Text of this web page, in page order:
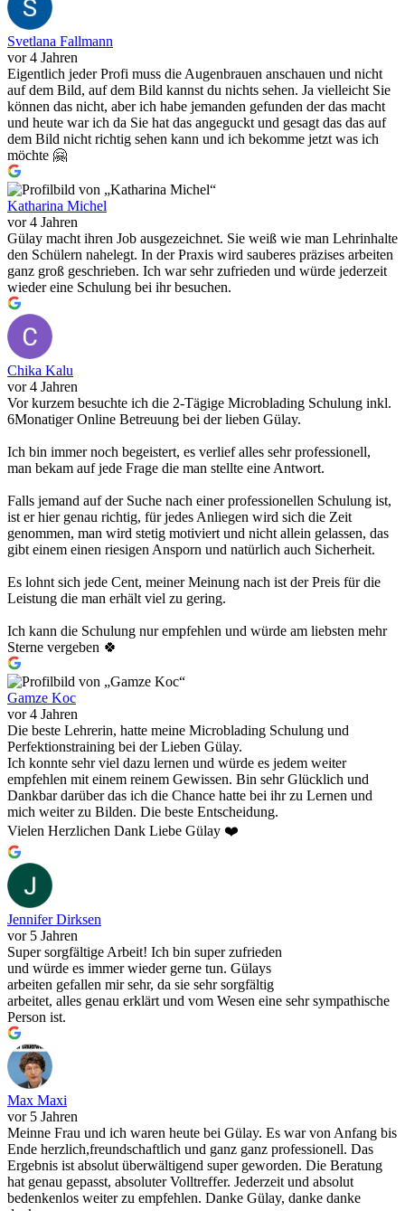
Svetlana Fallmann
vor 4 Jahren
Eigentlich jeder Profi muss die Augenbrauen anschauen und nicht
auf dem Bild, auf dem Bild kannst du nichts sehen. Ja vielleicht Sie
können das nicht, aber ich habe jemanden gefunden der das macht
und heute war ich da Sie hat das angeguckt und gesagt das das auf
dem Bild nicht richtig sehen kann und ich bekomme jetzt was ich
möchte 🤗
Katharina Michel
vor 4 Jahren
Gülay macht ihren Job ausgezeichnet. Sie weiß wie man Lehrinhalte
den Schülern nahelegt. In der Praxis wird sauberes präzises arbeiten
ganz groß geschrieben. Ich war sehr zufrieden und würde jederzeit
wieder eine Schulung bei ihr besuchen.
Chika Kalu
vor 4 Jahren
Vor kurzem besuchte ich die 2-Tägige Microblading Schulung inkl.
6Monatiger Online Betreuung bei der lieben Gülay.
Ich bin immer noch begeistert, es verlief alles sehr professionell,
man bekam auf jede Frage die man stellte eine Antwort.
Falls jemand auf der Suche nach einer professionellen Schulung ist,
ist er hier genau richtig, für jedes Anliegen wird sich die Zeit
genommen, man wird stetig motiviert und nicht allein gelassen, das
gibt einem einen riesigen Ansporn und natürlich auch Sicherheit.
Es lohnt sich jede Cent, meiner Meinung nach ist der Preis für die
Leistung die man erhält viel zu gering.
Ich kann die Schulung nur empfehlen und würde am liebsten mehr
Sterne vergeben 🍀
Gamze Koc
vor 4 Jahren
Die beste Lehrerin, hatte meine Microblading Schulung und
Perfektionstraining bei der Lieben Gülay.
Ich konnte sehr viel dazu lernen und würde es jedem weiter
empfehlen mit einem reinem Gewissen. Bin sehr Glücklich und
Dankbar darüber das ich die Chance hatte bei ihr zu Lernen und
mich weiter zu Bilden. Die beste Entscheidung.
Vielen Herzlichen Dank Liebe Gülay ❤️
Jennifer Dirksen
vor 5 Jahren
Super sorgfältige Arbeit! Ich bin super zufrieden
und würde es immer wieder gerne tun. Gülays
arbeiten gefallen mir sehr, da sie sehr sorgfältig
arbeitet, alles genau erklärt und vom Wesen eine sehr sympathische
Person ist.
Max Maxi
vor 5 Jahren
Meinne Frau und ich waren heute bei Gülay. Es war von Anfang bis
Ende herzlich,freundschaftlich und ganz ganz professionell. Das
Ergebnis ist absolut überwältigend super geworden. Die Beratung
hat genau gepasst, absoluter Volltreffer. Jederzeit und absolut
bedenkenlos weiter zu empfehlen. Danke Gülay, danke danke